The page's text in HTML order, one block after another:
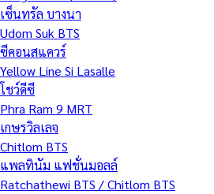
เซ็นทรัล บางนา
Udom Suk BTS
ซีคอนสแควร์
Yellow Line Si Lasalle
โชว์ดีซี
Phra Ram 9 MRT
เกษรวิลเลจ
Chitlom BTS
แพลทินัม แฟชั่นมอลล์
Ratchathewi BTS / Chitlom BTS